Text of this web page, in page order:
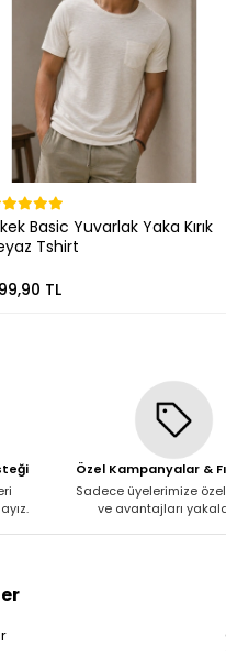
Basic Yuvarlak Yaka Kırık
Tshirt
TL
Özel Kampanyalar &
Sadece üyelerimize
ve avantajları